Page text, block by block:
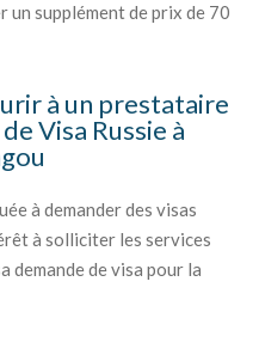
un supplément de prix de 70
à un prestataire
Visa Russie à
à demander des visas
à solliciter les services
demande de visa pour la